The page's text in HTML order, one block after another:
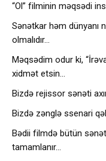
“Ol” filminin məqsədi
Sənətkar həm dünyanı
olmalıdır…
Məqsədim odur ki,
xidmət etsin…
Bizdə rejissor sənəti
Bizdə zənglə ssenari
Bədii filmdə bütün
tamamlanır…